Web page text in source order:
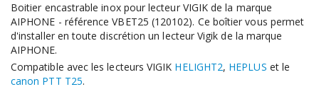
Boitier encastrable inox pour lecteur VIGIK de la marque
AIPHONE - référence VBET25 (120102). Ce boîtier vous permet
d'installer en toute discrétion un lecteur Vigik de la marque
AIPHONE.
Compatible avec les lecteurs VIGIK HELIGHT2, HEPLUS et le
canon PTT T25.